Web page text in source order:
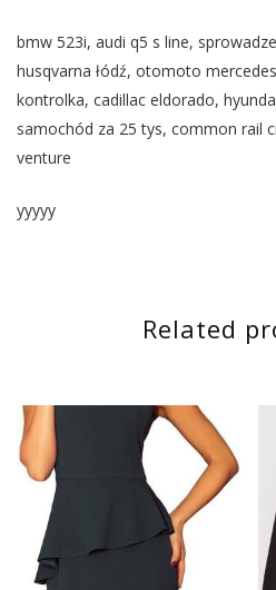
bmw 523i, audi q5 s line,
husqvarna łódź, otomoto
kontrolka, cadillac eldorado,
samochód za 25 tys, common rail
venture
yyyyy
Related